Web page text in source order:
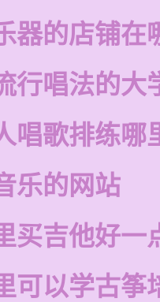
器的店铺在
行唱法的大
唱歌排练哪
乐的网站
买吉他好一
可以学古筝